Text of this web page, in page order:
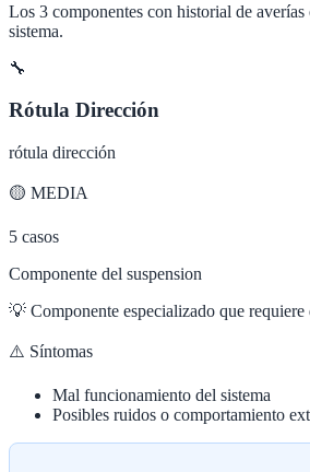
Los 3 componentes con historial de averías
sistema.
🔧
Rótula Dirección
rótula dirección
🟡 MEDIA
5 casos
Componente del suspension
💡 Componente especializado que
⚠️ Síntomas
Mal funcionamiento del sistema
Posibles ruidos o comportamiento